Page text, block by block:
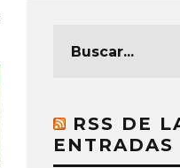
RSS DE
ENTRADAS